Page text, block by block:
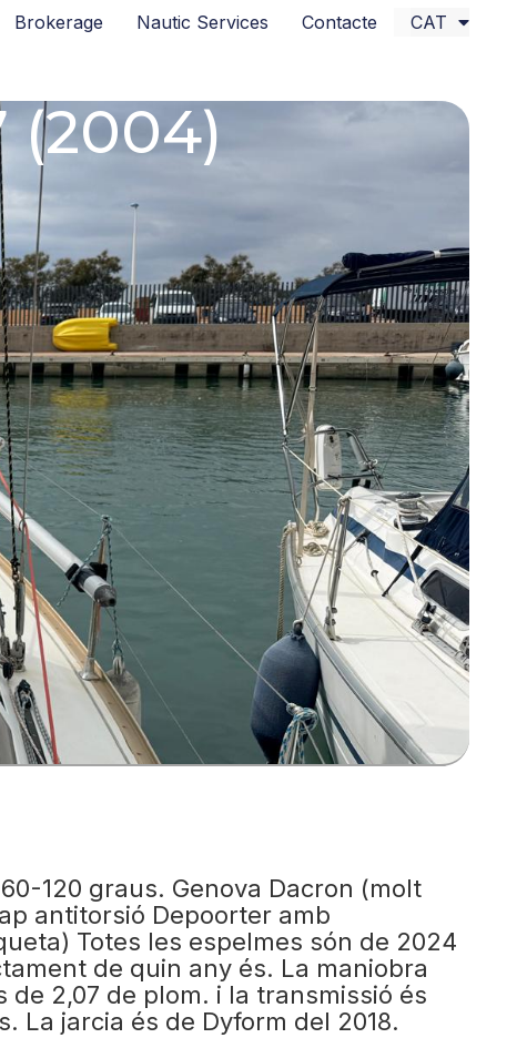
Brokerage Nautic Services Contacte CAT
(2004)
120 graus. Genova Dacron (molt
antitorsió Depoorter amb
Totes les espelmes són de 2024
de quin any és. La maniobra
2,07 de plom. i la transmissió és
La jarcia és de Dyform del 2018.